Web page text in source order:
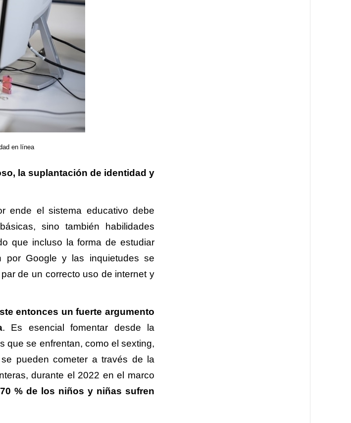
en línea
la suplantación de identidad y
ende el sistema educativo debe
sino también habilidades
que incluso la forma de estudiar
por Google y las inquietudes se
de un correcto uso de internet y
entonces un fuerte argumento
. Es esencial fomentar desde la
que se enfrentan, como el sexting,
pueden cometer a través de la
durante el 2022 en el marco
% de los niños y niñas sufren